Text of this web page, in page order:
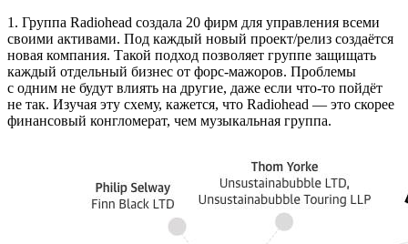
1. Группа Radiohead создала 20 фирм для управления всеми
своими активами. Под каждый новый проект/релиз создаётся
новая компания. Такой подход позволяет группе защищать
каждый отдельный бизнес от форс‑мажоров. Проблемы
с одним не будут влиять на другие, даже если что‑то пойдёт
не так. Изучая эту схему, кажется, что Radiohead — это скорее
финансовый конгломерат, чем музыкальная группа.